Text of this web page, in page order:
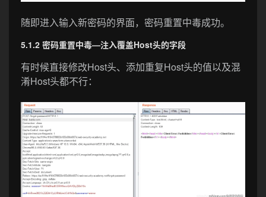
随即进入输入新密码的界面，密码重置中毒成功。
5.1.2 密码重置中毒—注入覆盖Host头的字段
有时候直接修改Host头、添加重复Host头的值以及混
淆Host头都不行：